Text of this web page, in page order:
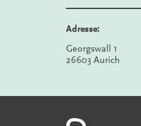
Adresse:
Georgswall 1
26603 Aurich